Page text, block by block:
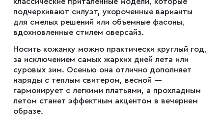
Куртки
Рубашки
Брюки
подчеркивают силуэт, укороченные варианты
для смелых решений или объемные фасоны,
вдохновленные стилем оверсайз.
Носить кожанку можно практически круглый год,
за исключением самых жарких дней лета или
суровых зим. Осенью она отлично дополняет
наряды с теплым свитером, весной —
гармонирует с легкими платьями, а прохладным
летом станет эффектным акцентом в вечернем
образе.